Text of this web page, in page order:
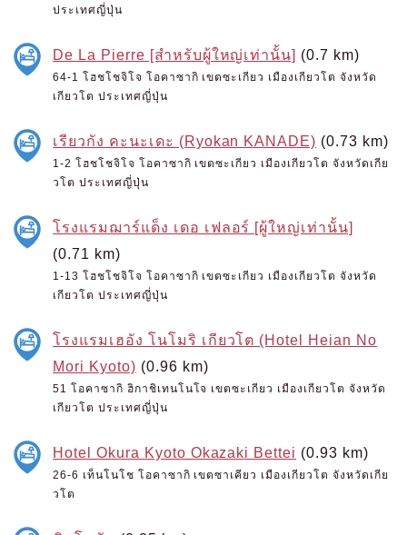
ประเทศญี่ปุ่น
De La Pierre [สำหรับผู้ใหญ่เท่านั้น] (0.7 km)
64-1 โฮชโชจิโจ โอคาซากิ เขตซะเกียว เมืองเกียวโต จังหวัด
เกียวโต ประเทศญี่ปุ่น
เรียวกัง คะนะเดะ (Ryokan KANADE) (0.73 km)
1-2 โฮชโชจิโจ โอคาซากิ เขตซะเกียว เมืองเกียวโต จังหวัดเกีย
วโต ประเทศญี่ปุ่น
โรงแรมฌาร์แด็ง เดอ เฟลอร์ [ผู้ใหญ่เท่านั้น]
(0.71 km)
1-13 โฮชโชจิโจ โอคาซากิ เขตซะเกียว เมืองเกียวโต จังหวัด
เกียวโต ประเทศญี่ปุ่น
โรงแรมเฮอัง โนโมริ เกียวโต (Hotel Heian No
Mori Kyoto) (0.96 km)
51 โอคาซากิ ฮิกาชิเทนโนโจ เขตซะเกียว เมืองเกียวโต จังหวัด
เกียวโต ประเทศญี่ปุ่น
Hotel Okura Kyoto Okazaki Bettei (0.93 km)
26-6 เท็นโนโช โอคาซากิ เขตซาเคียว เมืองเกียวโต จังหวัดเกีย
วโต